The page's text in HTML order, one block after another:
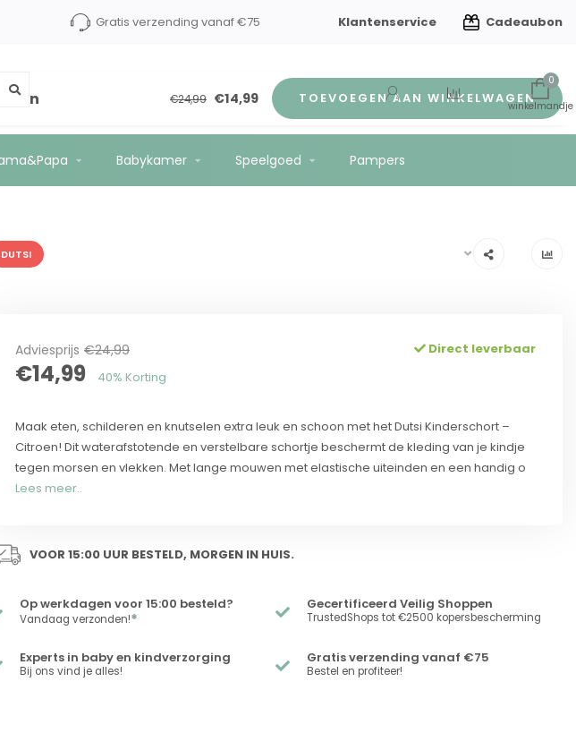
Gratis verzending vanaf €75 Klantenservice Cadeaubon
0
Babykamer Speelgoed Pampers
€24,99 €14,99 TOEVOEGEN AAN WINKELWAGEN
DUTSI
Adviesprijs €24,99
€14,99 40% Korting
Direct leverbaar
Maak eten, schilderen en knutselen extra leuk en schoon met het Dutsi Kinderschort –
Citroen! Dit waterafstotende en verstelbare schortje beschermt de kleding van je kindje
tegen morsen en vlekken. Met lange mouwen met elastische uiteinden en een handig o
Lees meer..
VOOR 15:00 UUR BESTELD, MORGEN IN HUIS.
Op werkdagen voor 15:00 besteld?
Vandaag verzonden!*
Gecertificeerd Veilig Shoppen
TrustedShops tot €2500 kopersbescherming
Experts in baby en kindverzorging
Bij ons vind je alles!
Gratis verzending vanaf €75
Bestel en profiteer!